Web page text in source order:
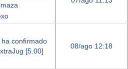
08/ago 12:18